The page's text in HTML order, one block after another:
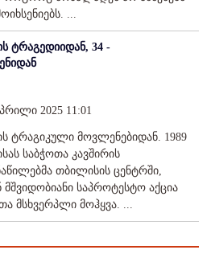
...
ტრაგედიიდან, 34 -
2025 11:01
ტრაგიკული მოვლენებიდან. 1989
საბჭოთა კავშირის
თბილისის ცენტრში,
საპროტესტო აქცია
მსხვერპლი მოჰყვა. ...